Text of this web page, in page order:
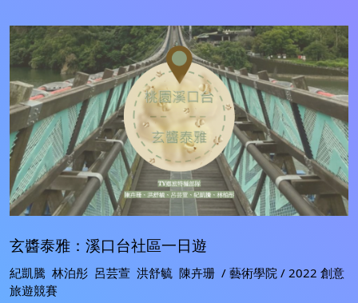
玄醬泰雅：溪口台社區一日遊
紀凱騰 林泊彤 呂芸萱 洪舒毓 陳卉珊 / 藝術學院 / 2022 創意
旅遊競賽